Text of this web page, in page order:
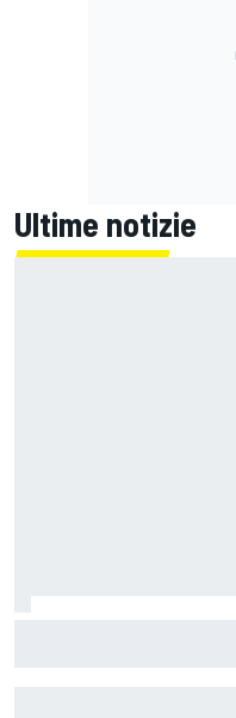
Ultime notizie